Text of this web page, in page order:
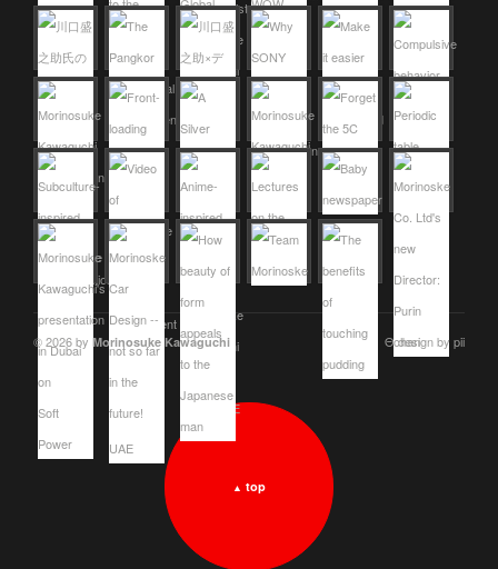
© 2026 by Morinosuke Kawaguchi Θ design by pii
▲ top